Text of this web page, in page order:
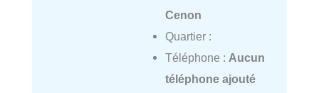
Cenon
Quartier :
Téléphone : Aucun
téléphone ajouté